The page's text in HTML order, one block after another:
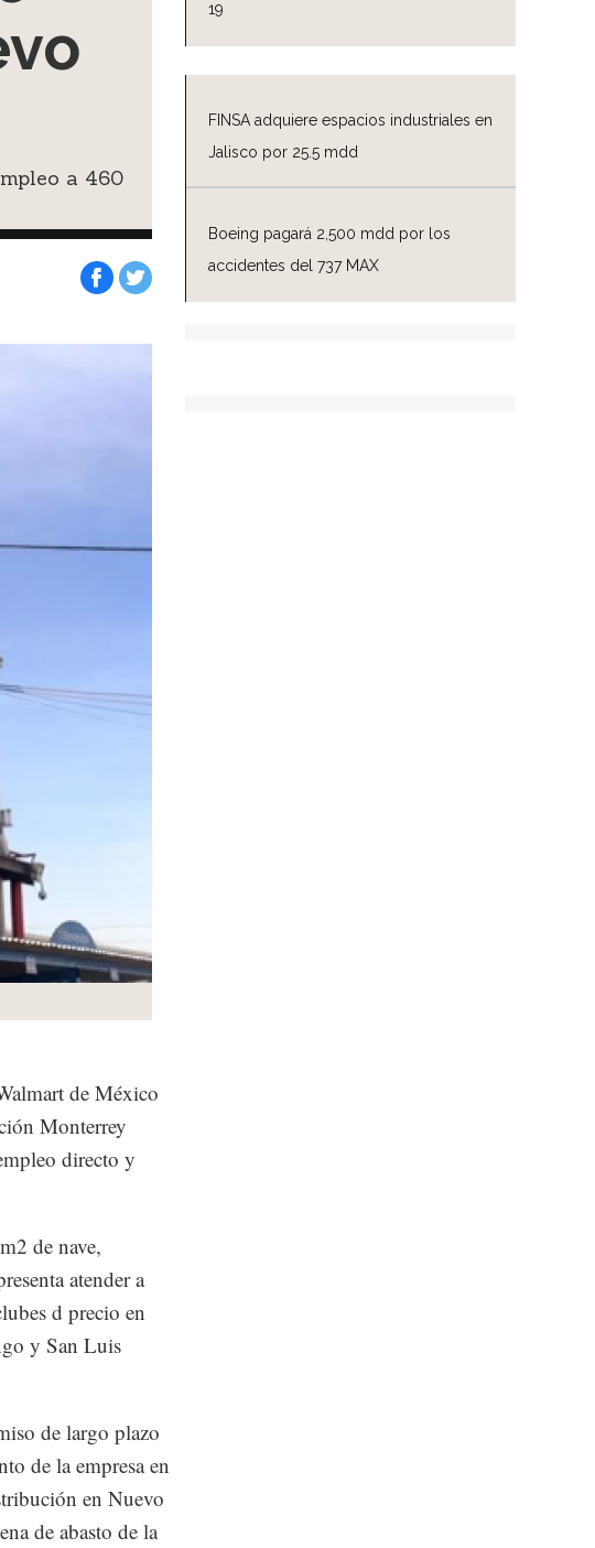
19
FINSA adquiere espacios industriales en
Jalisco por 25.5 mdd
Boeing pagará 2,500 mdd por los
accidentes del 737 MAX
a 460
de México
Monterrey
directo y
de nave,
atender a
d precio en
y San Luis
de largo plazo
de la empresa en
en Nuevo
de abasto de la